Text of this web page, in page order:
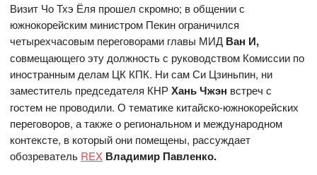
Визит Чо Тхэ Ёля прошел скромно; в общении с
южнокорейским министром Пекин ограничился
четырехчасовым переговорами главы МИД Ван И,
совмещающего эту должность с руководством Комиссии по
иностранным делам ЦК КПК. Ни сам Си Цзиньпин, ни
заместитель председателя КНРХань Чжэн встреч с
гостем не проводили. О тематике китайско-южнокорейских
переговоров, а также о региональном и международном
контексте, в который они помещены, рассуждает
обозреватель REX Владимир Павленко.